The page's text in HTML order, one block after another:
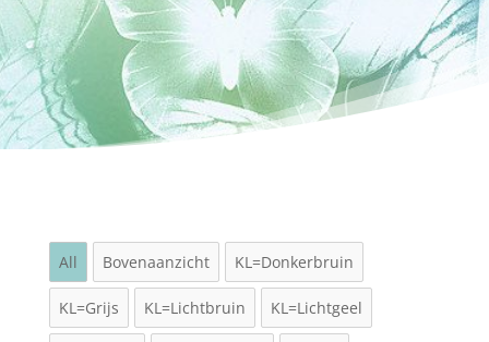
All Bovenaanzicht KL=Donkerbruin
KL=Grijs KL=Lichtbruin KL=Lichtgeel